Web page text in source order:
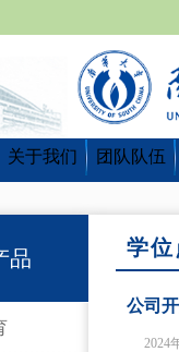
关于我们 团队队伍
品 学位
公司
2024